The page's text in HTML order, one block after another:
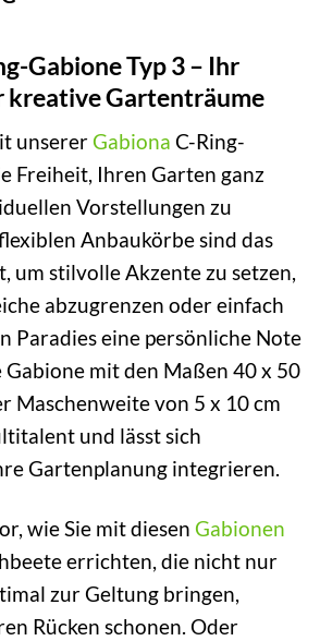
Gabione Typ 3 – Ihr
kreative Gartenträume
unsererGabiona C-Ring-
Freiheit, Ihren Garten ganz
Vorstellungen zu
Anbaukörbe sind das
um stilvolle Akzente zu setzen,
abzugrenzen oder einfach
Paradies eine persönliche Note
Gabione mit den Maßen 40 x 50
Maschenweite von 5 x 10 cm
und lässt sich
Gartenplanung integrieren.
wie Sie mit diesen Gabionen
errichten, die nicht nur
zur Geltung bringen,
Rücken schonen. Oder